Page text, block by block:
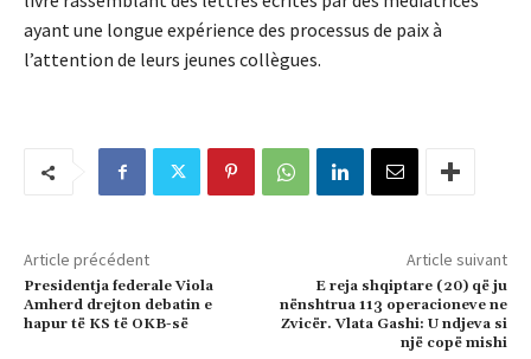
ayant une longue expérience des processus de paix à
l’attention de leurs jeunes collègues.
Article précédent
Presidentja federale Viola
Amherd drejton debatin e
hapur të KS të OKB-së
Article suivant
E reja shqiptare (20) që ju
nënshtrua 113 operacioneve ne
Zvicër. Vlata Gashi: U ndjeva si
një copë mishi